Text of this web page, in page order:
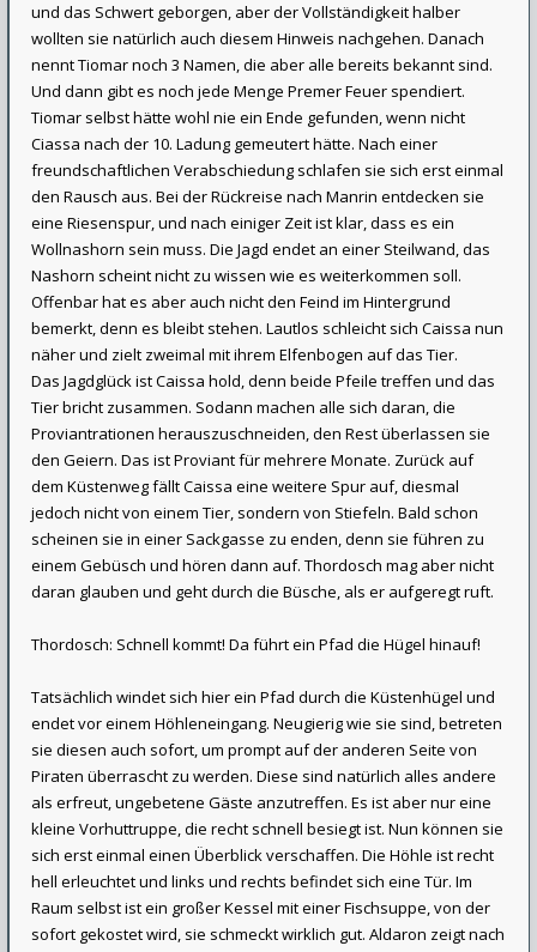
und das Schwert geborgen, aber der Vollständigkeit halber
wollten sie natürlich auch diesem Hinweis nachgehen. Danach
nennt Tiomar noch 3 Namen, die aber alle bereits bekannt sind.
Und dann gibt es noch jede Menge Premer Feuer spendiert.
Tiomar selbst hätte wohl nie ein Ende gefunden, wenn nicht
Ciassa nach der 10. Ladung gemeutert hätte. Nach einer
freundschaftlichen Verabschiedung schlafen sie sich erst einmal
den Rausch aus. Bei der Rückreise nach Manrin entdecken sie
eine Riesenspur, und nach einiger Zeit ist klar, dass es ein
Wollnashorn sein muss. Die Jagd endet an einer Steilwand, das
Nashorn scheint nicht zu wissen wie es weiterkommen soll.
Offenbar hat es aber auch nicht den Feind im Hintergrund
bemerkt, denn es bleibt stehen. Lautlos schleicht sich Caissa nun
näher und zielt zweimal mit ihrem Elfenbogen auf das Tier.
Das Jagdglück ist Caissa hold, denn beide Pfeile treffen und das
Tier bricht zusammen. Sodann machen alle sich daran, die
Proviantrationen herauszuschneiden, den Rest überlassen sie
den Geiern. Das ist Proviant für mehrere Monate. Zurück auf
dem Küstenweg fällt Caissa eine weitere Spur auf, diesmal
jedoch nicht von einem Tier, sondern von Stiefeln. Bald schon
scheinen sie in einer Sackgasse zu enden, denn sie führen zu
einem Gebüsch und hören dann auf. Thordosch mag aber nicht
daran glauben und geht durch die Büsche, als er aufgeregt ruft.
Thordosch: Schnell kommt! Da führt ein Pfad die Hügel hinauf!
Tatsächlich windet sich hier ein Pfad durch die Küstenhügel und
endet vor einem Höhleneingang. Neugierig wie sie sind, betreten
sie diesen auch sofort, um prompt auf der anderen Seite von
Piraten überrascht zu werden. Diese sind natürlich alles andere
als erfreut, ungebetene Gäste anzutreffen. Es ist aber nur eine
kleine Vorhuttruppe, die recht schnell besiegt ist. Nun können sie
sich erst einmal einen Überblick verschaffen. Die Höhle ist recht
hell erleuchtet und links und rechts befindet sich eine Tür. Im
Raum selbst ist ein großer Kessel mit einer Fischsuppe, von der
sofort gekostet wird, sie schmeckt wirklich gut. Aldaron zeigt nach